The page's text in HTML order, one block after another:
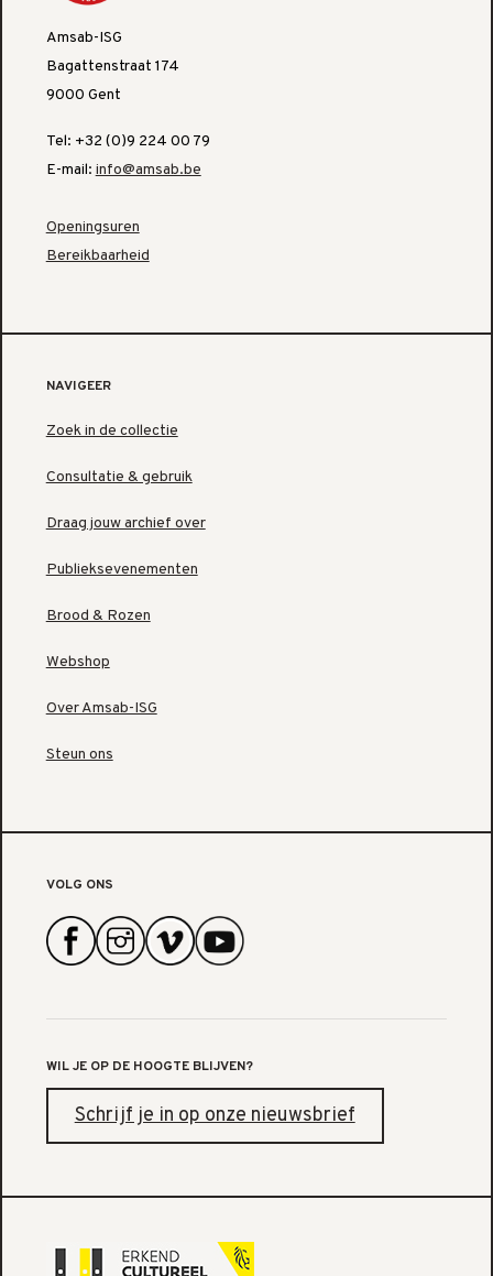
Amsab-ISG
Bagattenstraat 174
9000 Gent
Tel: +32 (0)9 224 00 79
E-mail: info@amsab.be
Openingsuren
Bereikbaarheid
NAVIGEER
Zoek in de collectie
Consultatie & gebruik
Draag jouw archief over
Publieksevenementen
Brood & Rozen
Webshop
Over Amsab-ISG
Steun ons
VOLG ONS
WIL JE OP DE HOOGTE BLIJVEN?
Schrijf je in op onze nieuwsbrief